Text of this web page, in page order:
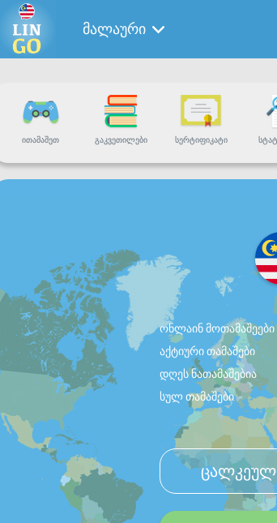
მალაური
ᲘᲗᲐᲛᲐᲨᲔᲗ ᲒᲐᲙᲕᲔᲗᲘᲚᲔᲑᲘ ᲡᲔᲠᲢᲘᲤᲘᲙᲐᲢᲘ
ონლაინ მოთამაშეები
აქტიური თამაშები
დღეს ნათამაშებია
სულ თამაშები